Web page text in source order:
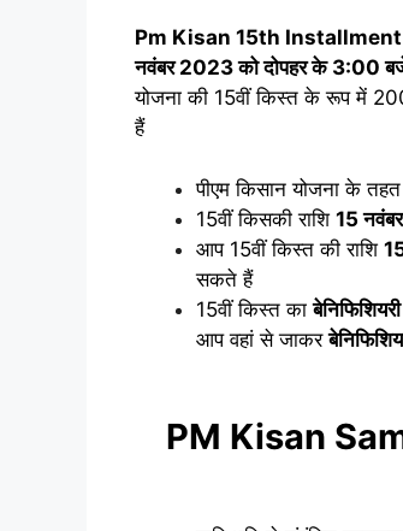
Pm Kisan 15th
नवंबर 2023 को दोपहर के 3:00 बजे
योजना की 15वीं किस्त के रूप में
हैं
पीएम किसान योजना के
15वीं किसकी राशि 15
आप 15वीं किस्त की राशि
सकते हैं
15वीं किस्त का
आप वहां से जाकर
PM Kisan